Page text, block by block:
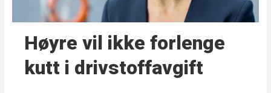
Høyre vil ikke forlenge
kutt i drivstoffavgift